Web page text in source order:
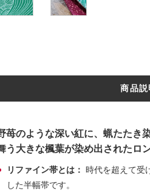
商品説
苺のような深い紅に、蝋たたき
う大きな楓葉が染め出されたロ
リファイン帯とは： 時代を超えて受
した半幅帯です。